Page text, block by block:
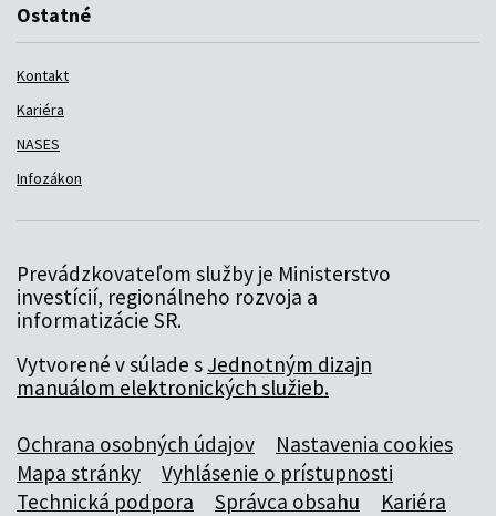
Ostatné
Kontakt
Kariéra
NASES
Infozákon
Prevádzkovateľom služby je Ministerstvo
investícií, regionálneho rozvoja a
informatizácie SR.
Vytvorené v súlade s Jednotným dizajn
manuálom elektronických služieb.
Ochrana osobných údajov
Nastavenia cookies
Mapa stránky
Vyhlásenie o prístupnosti
Technická podpora
Správca obsahu
Kariéra